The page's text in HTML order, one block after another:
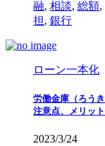
融, 相談, 総額,
担, 銀行
ローン一本化
労働金庫（ろう
注意点、メリッ
2023/3/24